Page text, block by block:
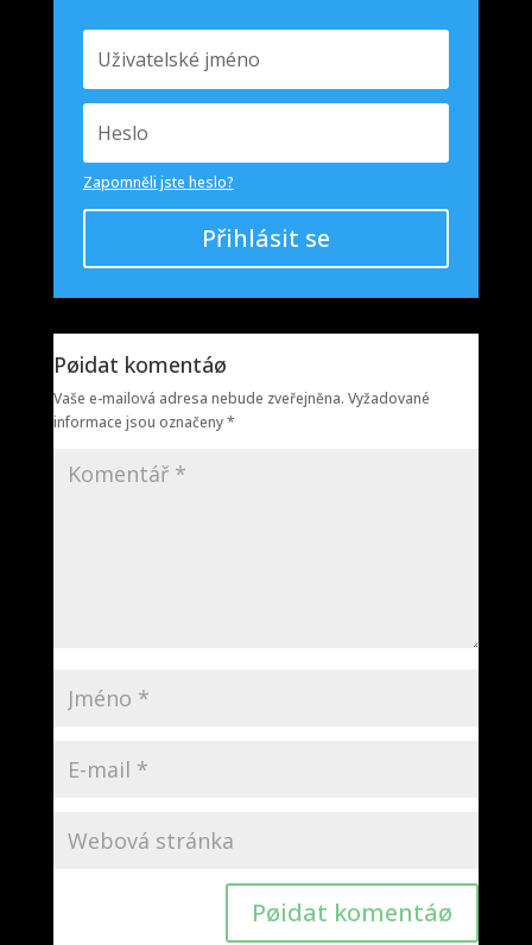
Zapomněli jste heslo?
Přihlásit se
Pøidat komentáø
Vaše e-mailová adresa nebude zveřejněna. Vyžadované
informace jsou označeny*
Pøidat komentáø